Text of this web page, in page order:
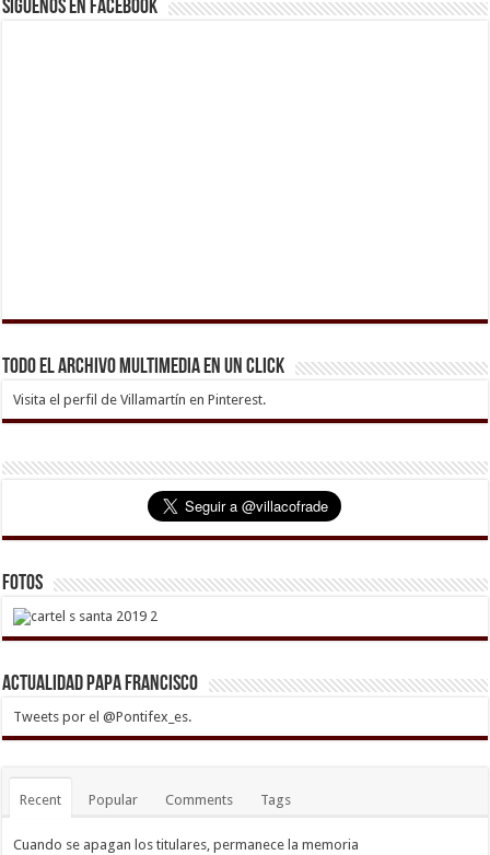
Síguenos en Facebook
Todo el archivo multimedia en un click
Visita el perfil de Villamartín en Pinterest.
Fotos
Actualidad Papa Francisco
Tweets por el @Pontifex_es.
Recent Popular Comments Tags
Cuando se apagan los titulares, permanece la memoria